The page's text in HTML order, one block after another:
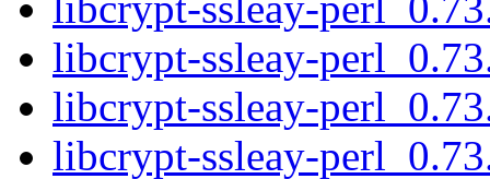
libcrypt-ssleay-
libcrypt-ssleay-
libcrypt-ssleay-